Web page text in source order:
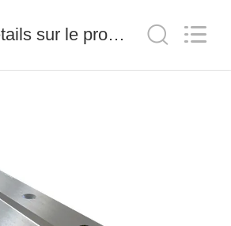
Détails sur le produit